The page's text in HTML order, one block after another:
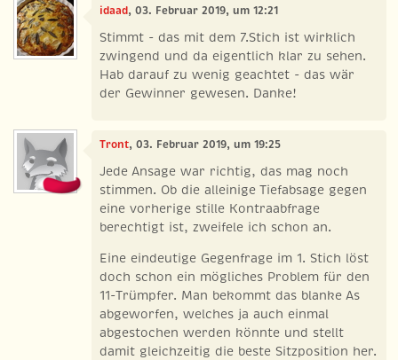
idaad, 03. Februar 2019, um 12:21
Stimmt - das mit dem 7.Stich ist wirklich
zwingend und da eigentlich klar zu sehen.
Hab darauf zu wenig geachtet - das wär
der Gewinner gewesen. Danke!
Tront, 03. Februar 2019, um 19:25
Jede Ansage war richtig, das mag noch
stimmen. Ob die alleinige Tiefabsage gegen
eine vorherige stille Kontraabfrage
berechtigt ist, zweifele ich schon an.
Eine eindeutige Gegenfrage im 1. Stich löst
doch schon ein mögliches Problem für den
11-Trümpfer. Man bekommt das blanke As
abgeworfen, welches ja auch einmal
abgestochen werden könnte und stellt
damit gleichzeitig die beste Sitzposition her.